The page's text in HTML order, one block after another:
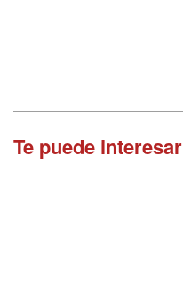
Te puede interesar